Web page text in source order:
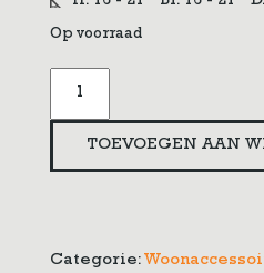
Op voorraad
mandjes
aantal
TOEVOEGEN AAN
Categorie: